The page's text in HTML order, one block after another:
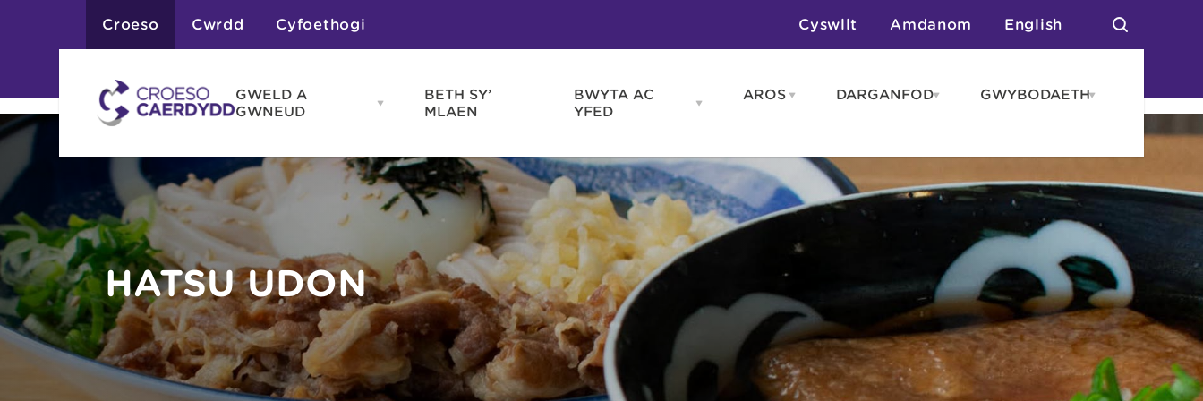
Croeso Cwrdd Cyfoethogi Cyswllt Amdanom English
GWELD A
GWNEUD
Open
GWNEUD
menu
Atyniadau
Gweithgareddau
Adloniant
Chwaraeon
Siopa
Teithiau a Golygfeydd
BETH SY’
MLAEN
BWYTA AC
YFED
Open
YFED
menu
Blas ar Gymru
Bwytai
Tafarndai a Bariau
Caffis a Delis
AROS Open
Gwestai
Hunan Arlwyo
Carafanau a Gwersylla
Rhagor o Leoedd
DARGANFODOpen
GWYBODAETHOpen
HATSU UDON